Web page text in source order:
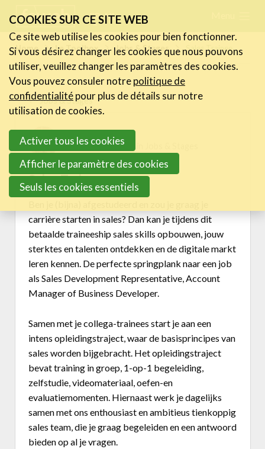
links
Jump
to
navigation
Jump
main
content
FR NL
Home Le Toolbox Jobs & Stages Sales Trainee
Jobs & Stages
New Job / Stage
15/01/2024 12:32 in
Sales Trainee
carrière starten in sales? Dan kan je tijdens dit
betaalde traineeship sales skills opbouwen, jouw
sterktes en talenten ontdekken en de digitale markt
leren kennen. De perfecte springplank naar een job
als Sales Development Representative, Account
Manager of Business Developer.
Samen met je collega-trainees start je aan een
intens opleidingstraject, waar de basisprincipes van
sales worden bijgebracht. Het opleidingstraject
bevat training in groep, 1-op-1 begeleiding,
zelfstudie, videomateriaal, oefen-en
evaluatiemomenten. Hiernaast werk je dagelijks
samen met ons enthousiast en ambitieus tienkoppig
sales team, die je graag begeleiden en een antwoord
bieden op al je vragen.
Actualités
Activités
Cases Gallery
Le Toolbox
Centre de connaissance
eXperience Labs
La Legal Line
La HR Line
L'assurance de la FeWeb
Jobs & Stages
Tools Corner
Business Center
A propos
Become a member
COOKIES SUR CE SITE WEB
Ce site web utilise les cookies pour bien fonctionner.
Si vous désirez changer les cookies que nous pouvons
utiliser, veuillez changer les paramètres des cookies.
Vous pouvez consuler notrepolitique de
confidentialitépour plus de détails sur notre
utilisation de cookies.
Activer tous les cookies
Afficher le paramètre des cookies
Seuls les cookies essentiels